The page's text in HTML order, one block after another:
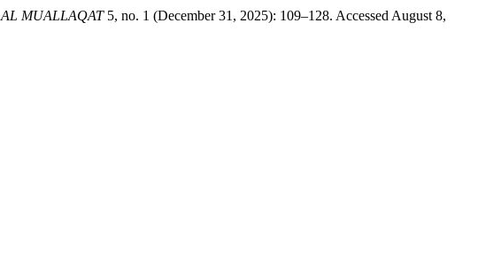
AL MUALLAQAT5, no. 1 (December 31, 2025): 109–128. Accessed August 8,